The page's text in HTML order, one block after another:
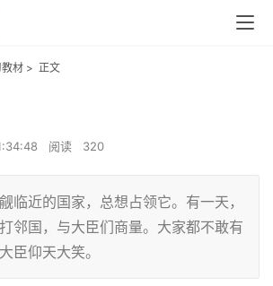
材 > 正文
阅读 320
临近的国家，总想占领它。有一天，
邻国，与大臣们商量。大家都不敢有
臣仰天大笑。